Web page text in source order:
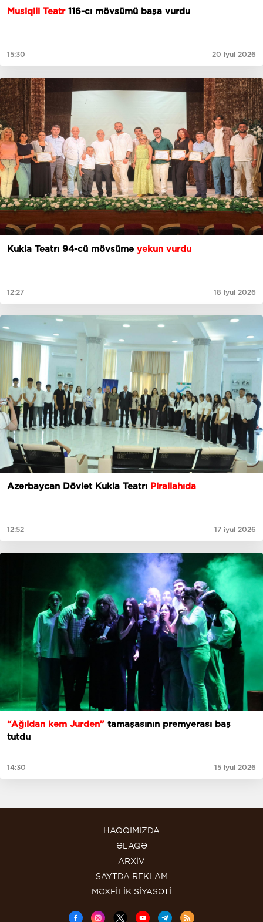
Musiqili Teatr116-cı mövsümü başa vurdu
15:30 20 iyul 2026
Kukla Teatrı 94-cü mövsümə yekun vurdu
12:27 18 iyul 2026
Azərbaycan Dövlət Kukla Teatrı Pirallahıda
12:52 17 iyul 2026
“Ağıldan kəm Jurden” tamaşasının premyerası baş
tutdu
14:30 15 iyul 2026
HAQQIMIZDA
ƏLAQƏ
ARXİV
SAYTDA REKLAM
MƏXFİLİK SİYASƏTİ